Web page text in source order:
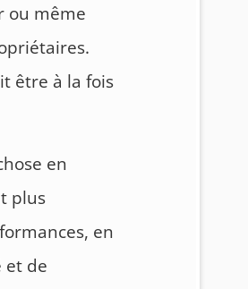
ou même
être à la fois
en
plus
en
et de